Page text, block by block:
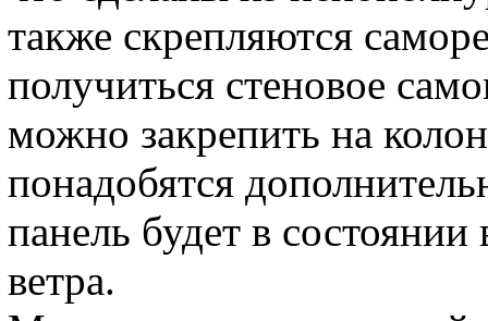
также скрепляются
получиться стеновое
можно закрепить на
понадобятся
панель будет в
ветра.